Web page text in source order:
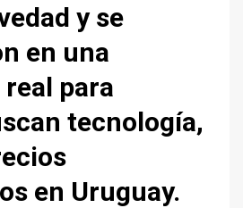
y se
en una
para
tecnología,
en Uruguay.